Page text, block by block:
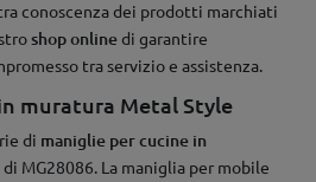
conoscenza dei prodotti marchiati
shop onlinedi garantire
tra servizio e assistenza.
muratura Metal Style
di maniglie per cucine in
MG28086. La maniglia per mobile